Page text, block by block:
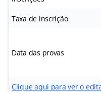
Taxa de inscrição
Data das provas
Clique aqui para ver o